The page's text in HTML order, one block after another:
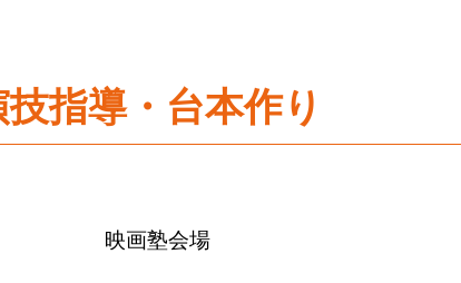
指導・台本作り
映画塾会場